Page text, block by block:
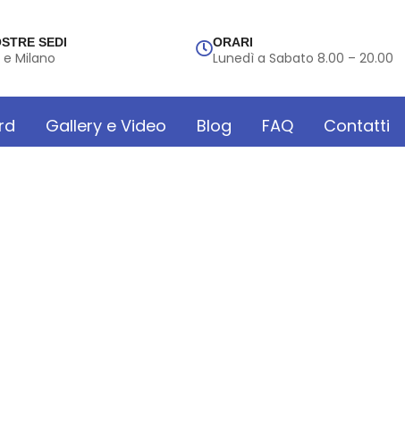
SEDI
Milano
ORARI
Lunedì a Sabato 8.00 – 20.00
Gallery e Video Blog FAQ Contatti